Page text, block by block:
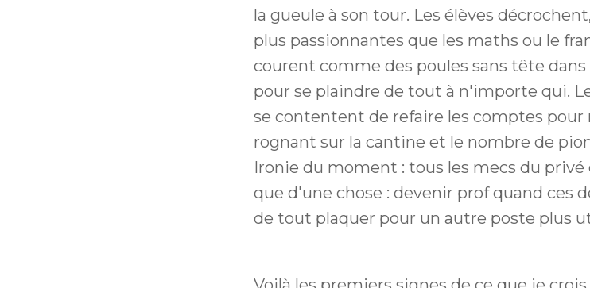
la gueule à son tour. Les élèves
plus passionnantes que les maths ou le
courent comme des poules sans tête
pour se plaindre de tout à n'importe qui.
se contentent de refaire les comptes pour
rognant sur la cantine et le nombre de
Ironie du moment : tous les mecs du
que d'une chose : devenir prof quand ces
de tout plaquer pour un autre poste plus